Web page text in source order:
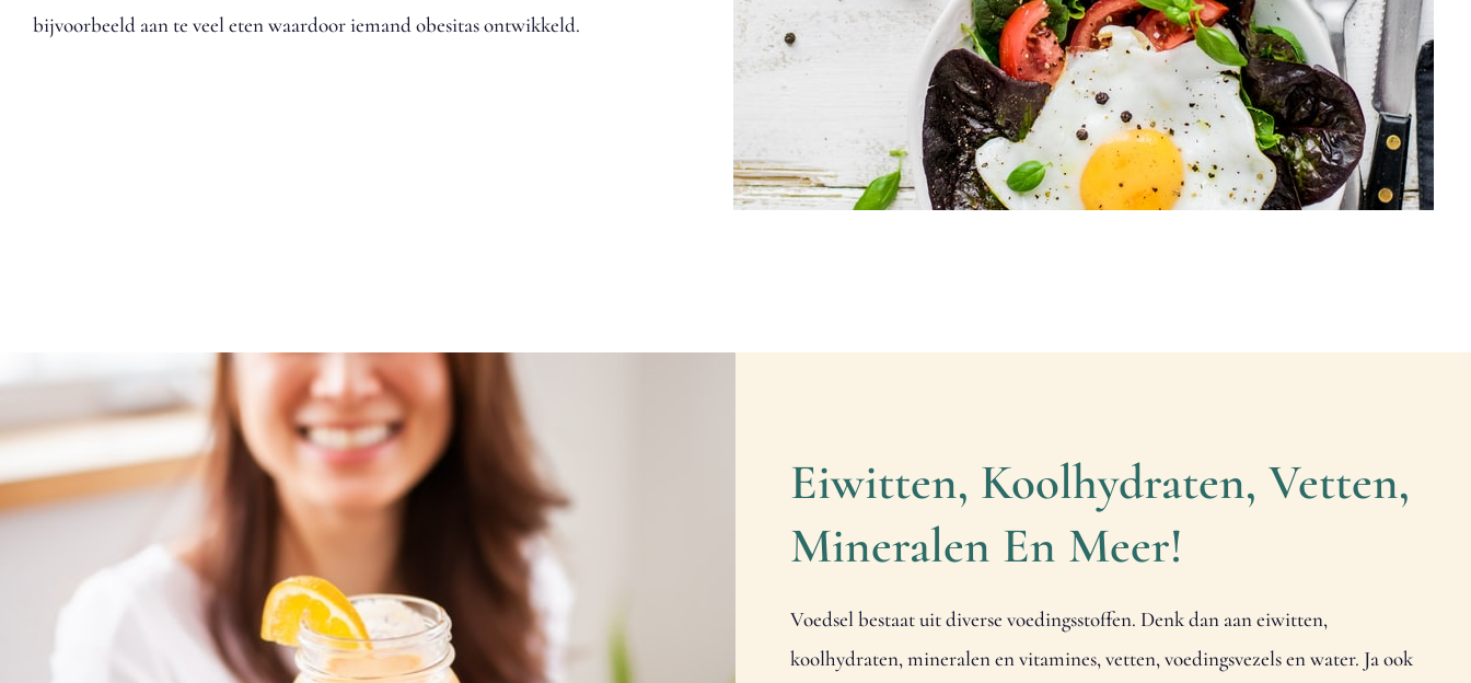
bijvoorbeeld aan te veel eten waardoor iemand obesitas ontwikkeld.
Eiwitten, Koolhydraten, Vetten,
Mineralen En Meer!
Voedsel bestaat uit diverse voedingsstoffen. Denk dan aan eiwitten,
koolhydraten, mineralen en vitamines, vetten, voedingsvezels en water. Ja ook